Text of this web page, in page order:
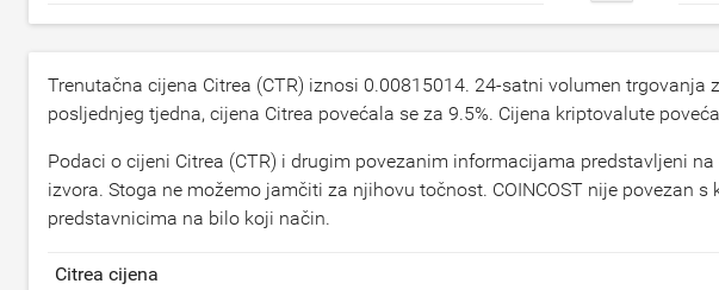
Trenutačna cijena Citrea (CTR) iznosi 0.00815014. 24-satni volumen trgovanja
posljednjeg tjedna, cijena Citrea povećala se za 9.5%. Cijena kriptovalute
Podaci o cijeni Citrea (CTR) i drugim povezanim informacijama predstavljeni
izvora. Stoga ne možemo jamčiti za njihovu točnost. COINCOST nije povezan
predstavnicima na bilo koji način.
Citrea cijena